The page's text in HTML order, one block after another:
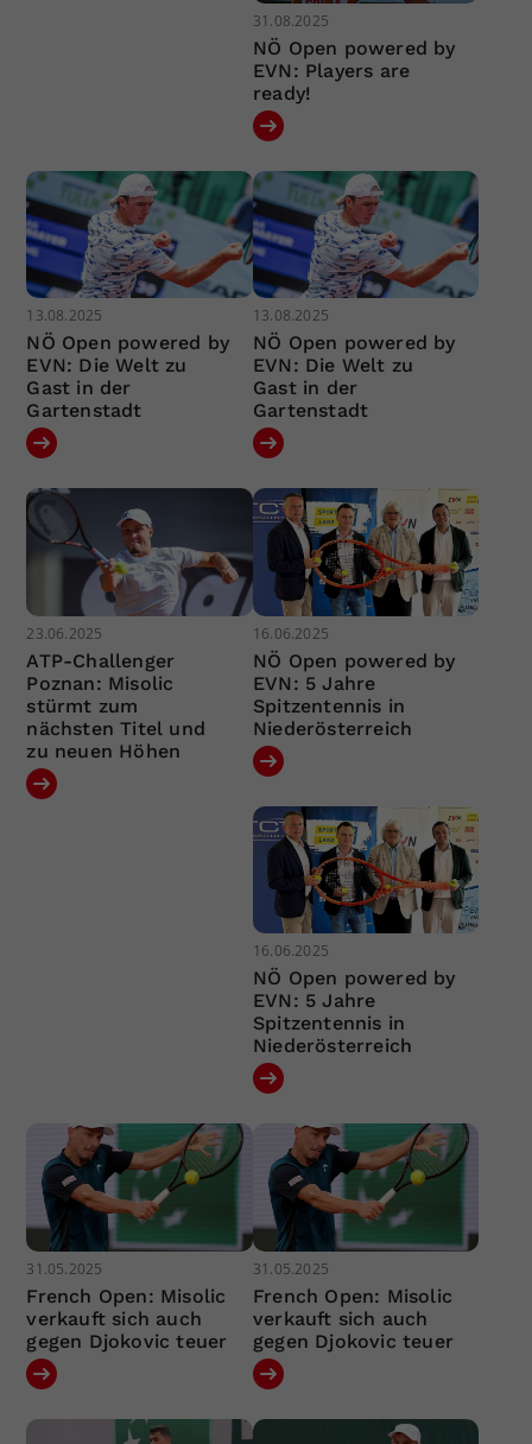
31.08.2025
NÖ Open powered by
EVN: Players are
ready!
13.08.2025
NÖ Open powered by
EVN: Die Welt zu
Gast in der
Gartenstadt
13.08.2025
NÖ Open powered by
EVN: Die Welt zu
Gast in der
Gartenstadt
23.06.2025
ATP-Challenger
Poznan: Misolic
stürmt zum
nächsten Titel und
zu neuen Höhen
16.06.2025
NÖ Open powered by
EVN: 5 Jahre
Spitzentennis in
Niederösterreich
16.06.2025
NÖ Open powered by
EVN: 5 Jahre
Spitzentennis in
Niederösterreich
31.05.2025
French Open: Misolic
verkauft sich auch
gegen Djokovic teuer
31.05.2025
French Open: Misolic
verkauft sich auch
gegen Djokovic teuer